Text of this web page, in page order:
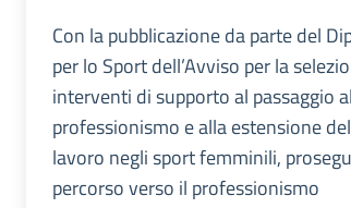
Con la pubblicazione da parte del
per lo Sport dell’Avviso per la
interventi di supporto al passaggio al
professionismo e alla estensione
lavoro negli sport femminili,
percorso verso il professionismo